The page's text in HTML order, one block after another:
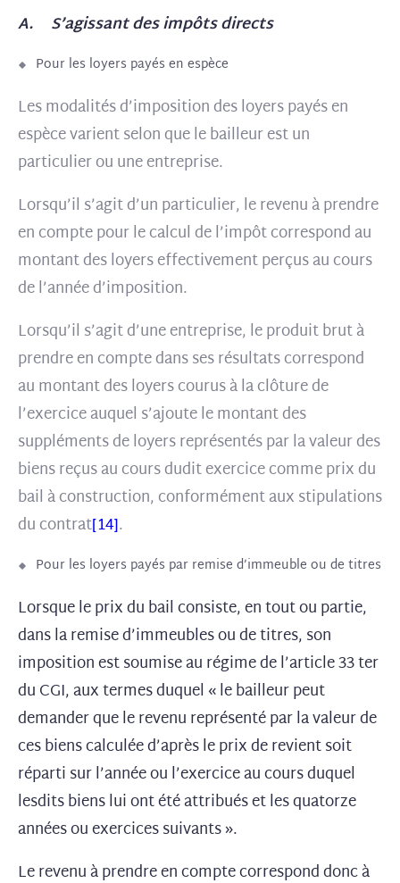
A. S’agissant des impôts directs
Pour les loyers payés en espèce
Les modalités d’imposition des loyers payés en
espèce varient selon que le bailleur est un
particulier ou une entreprise.
Lorsqu’il s’agit d’un particulier, le revenu à prendre
en compte pour le calcul de l’impôt correspond au
montant des loyers effectivement perçus au cours
de l’année d’imposition.
Lorsqu’il s’agit d’une entreprise, le produit brut à
prendre en compte dans ses résultats correspond
au montant des loyers courus à la clôture de
l’exercice auquel s’ajoute le montant des
suppléments de loyers représentés par la valeur des
biens reçus au cours dudit exercice comme prix du
bail à construction, conformément aux stipulations
du contrat[14].
Pour les loyers payés par remise d’immeuble ou de titres
Lorsque le prix du bail consiste, en tout ou partie,
dans la remise d’immeubles ou de titres, son
imposition est soumise au régime de l’article 33 ter
du CGI, aux termes duquel « le bailleur peut
demander que le revenu représenté par la valeur de
ces biens calculée d’après le prix de revient soit
réparti sur l’année ou l’exercice au cours duquel
lesdits biens lui ont été attribués et les quatorze
années ou exercices suivants ».
Le revenu à prendre en compte correspond donc à